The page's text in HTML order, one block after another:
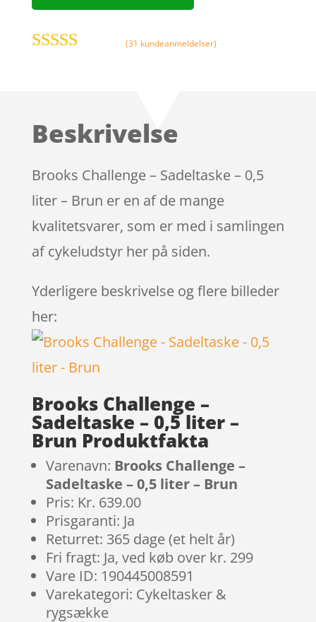
melser
(31 kundeanmeldelser)
Beskrivelse
Brooks Challenge – Sadeltaske – 0,5
liter – Brun er en af de mange
kvalitetsvarer, som er med i samlingen
af cykeludstyr her på siden.
Yderligere beskrivelse og flere billeder
her:
Brooks Challenge –
Sadeltaske – 0,5 liter –
Brun Produktfakta
Varenavn: Brooks Challenge –
Sadeltaske – 0,5 liter – Brun
Pris: Kr. 639.00
Prisgaranti: Ja
Returret: 365 dage (et helt år)
Fri fragt: Ja, ved køb over kr. 299
Vare ID: 190445008591
Varekategori: Cykeltasker &
rygsække